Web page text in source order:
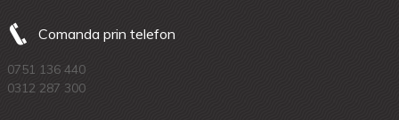
Comanda prin telefon
0751 136 440
0312 287 300